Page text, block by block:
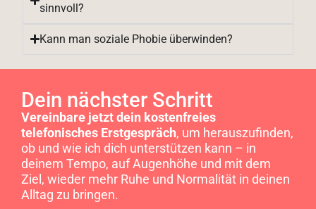
sinnvoll?
Kann man soziale Phobie überwinden?
Dein nächster Schritt
Vereinbare jetzt dein kostenfreies
telefonisches Erstgespräch, um herauszufinden,
ob und wie ich dich unterstützen kann – in
deinem Tempo, auf Augenhöhe und mit dem
Ziel, wieder mehr Ruhe und Normalität in deinen
Alltag zu bringen.